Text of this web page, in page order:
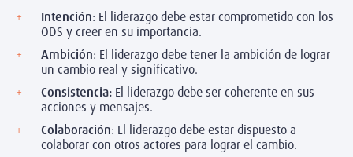
Intención: El liderazgo debe estar comprometido con los
ODS y creer en su importancia.
Ambición: El liderazgo debe tener la ambición de lograr
un cambio real y significativo.
Consistencia: El liderazgo debe ser coherente en sus
acciones y mensajes.
Colaboración: El liderazgo debe estar dispuesto a
colaborar con otros actores para lograr el cambio.